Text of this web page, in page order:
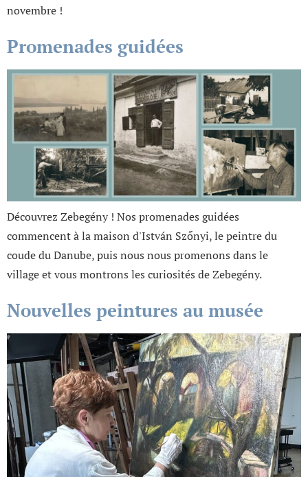
novembre !
Promenades guidées
Découvrez Zebegény ! Nos promenades guidées
commencent à la maison d'István Szőnyi, le peintre du
coude du Danube, puis nous nous promenons dans le
village et vous montrons les curiosités de Zebegény.
Nouvelles peintures au musée